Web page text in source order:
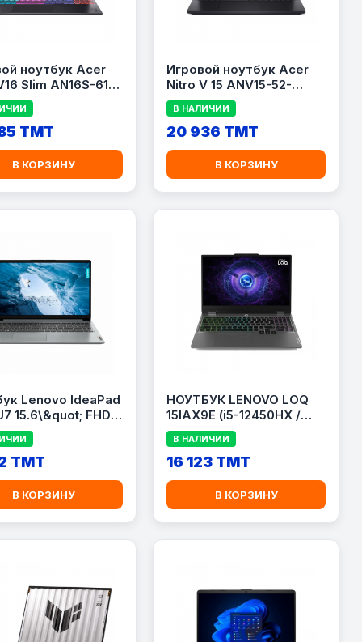
ноутбук Acer
Slim AN16S-61-
/ AMD
7 350 / 16GB
1TB SSD / NVIDIA
RTX 5070 8GB
TMT
В КОРЗИНУ
Игровой ноутбук Acer
Nitro V 15 ANV15-52-
769M 15.6\&quot; / Intel
Core i7-13620H / 16GB
DDR5 / 512GB SSD /
GeForce RTX 5050 8GB
В НАЛИЧИИ
20 936 TMT
В КОРЗИНУ
Lenovo IdeaPad
15.6\&quot; FHD /
i5-1335U / 16GB
SSD / Intel
TMT
В КОРЗИНУ
НОУТБУК LENOVO LOQ
15IAX9E (i5-12450HX /
RTX 4050 / 144Hz)
В НАЛИЧИИ
16 123 TMT
В КОРЗИНУ